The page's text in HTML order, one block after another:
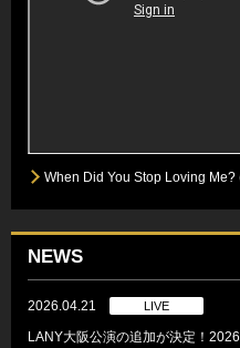
NEWS
2026.04.21 LIVE
LANY大阪公演の追加が決定！
When Did You Stop Loving